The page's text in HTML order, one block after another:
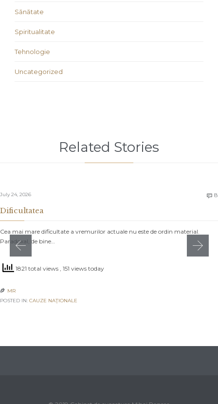
Sănătate
Spiritualitate
Tehnologie
Uncategorized
Related Stories
July 24, 2026  8
Dificultatea
Cea mai mare dificultate a vremurilor actuale nu este de ordin material.
Paradoxal, de bine…
1821 total views , 151 views today
 MR
POSTED IN: CAUZE NAŢIONALE